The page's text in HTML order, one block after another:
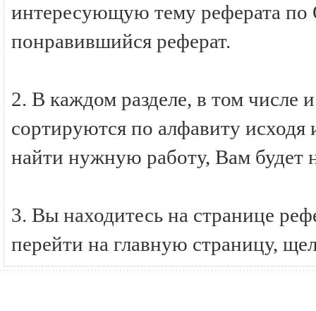
интересующую тему реферата
понравившийся реферат.
2. В каждом разделе, в том
сортируются по алфавиту исходя
найти нужную работу, Вам будет
3. Вы находитесь на странице
перейти на главную страницу,